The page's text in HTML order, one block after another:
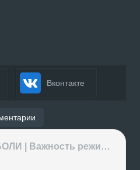
Вконтакте
ИЗБАВЛЯЕМСЯ ОТ БОЛИ | Важность режима и питания